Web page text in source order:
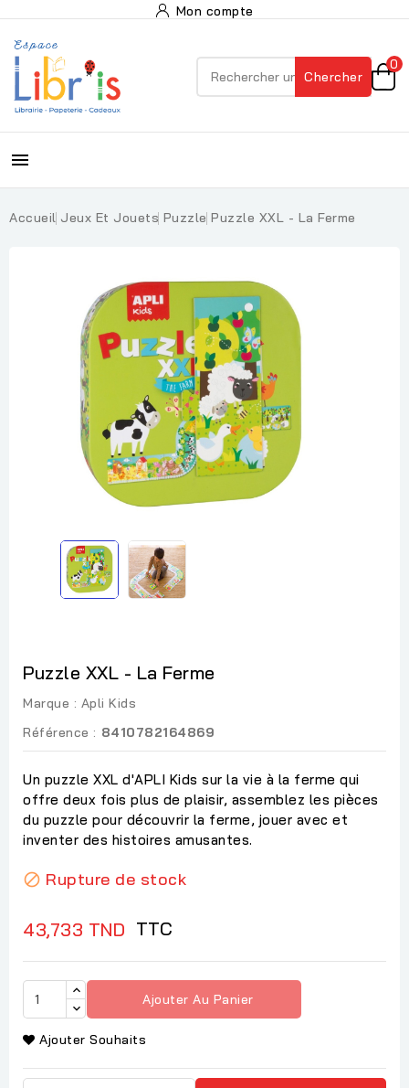
Mon compte
Chercher
0

Accueil Jeux Et Jouets Puzzle Puzzle XXL - La Ferme
Puzzle XXL - La Ferme
Marque : Apli Kids
Référence : 8410782164869
Un puzzle XXL d'APLI Kids sur la vie à la ferme qui
offre deux fois plus de plaisir, assemblez les pièces
du puzzle pour découvrir la ferme, jouer avec et
inventer des histoires amusantes.
 Rupture de stock
43,733 TND TTC
Ajouter Au Panier
Ajouter Souhaits